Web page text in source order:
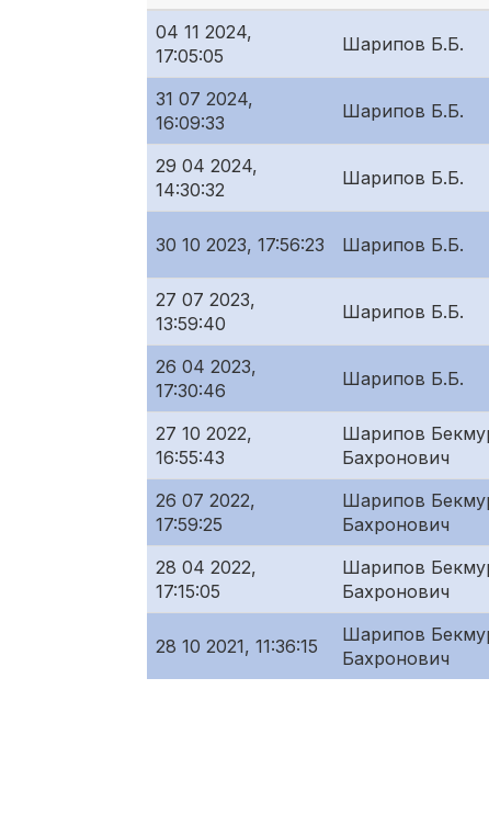
04 11 2024,
17:05:05
Шарипов Б.Б.
31 07 2024,
16:09:33
Шарипов Б.Б.
29 04 2024,
14:30:32
Шарипов Б.Б.
30 10 2023, 17:56:23 Шарипов Б.Б.
27 07 2023,
13:59:40
Шарипов Б.Б.
26 04 2023,
17:30:46
Шарипов Б.Б.
27 10 2022,
16:55:43
Шарипов
Бахронович
26 07 2022,
17:59:25
Шарипов
Бахронович
28 04 2022,
17:15:05
Шарипов
Бахронович
28 10 2021, 11:36:15
Шарипов
Бахронович